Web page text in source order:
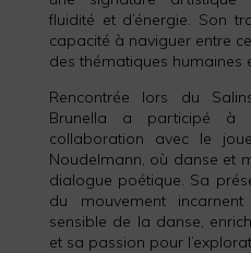
fluidité et d’énergie. Son
capacité à naviguer entre
des thématiques humaines
Rencontrée lors du
Brunella a participé à
collaboration avec le
Noudelmann, où danse et
dialogue poétique. Sa
du mouvement
sensible de la danse,
et sa passion pour